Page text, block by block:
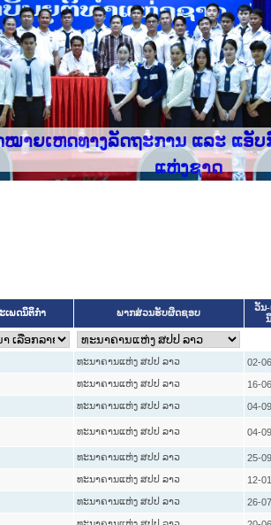
າງລັດຖະການ ແລະ ແອັບກົດໝາຍລ
ເພດນິຕິກຳ ພາກສ່ວນຮັບຜິດຊອບ
ວັນ-
ທະນາຄານແຫ່ງ ສປປ ລາວ 02-
ທະນາຄານແຫ່ງ ສປປ ລາວ 16-
ທະນາຄານແຫ່ງ ສປປ ລາວ 04-
ທະນາຄານແຫ່ງ ສປປ ລາວ 04-
ທະນາຄານແຫ່ງ ສປປ ລາວ 25-
ທະນາຄານແຫ່ງ ສປປ ລາວ 12-
ທະນາຄານແຫ່ງ ສປປ ລາວ 26-
ທະນາຄານແຫ່ງ ສປປ ລາວ